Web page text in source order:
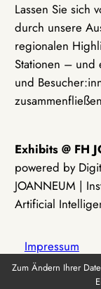
Lassen Sie sich
durch unsere
regionalen
Stationen – und
und
Exhibits @ FH
powered by
JOANNEUM |
Artificial
Impressum
Zum Ändern Ihrer